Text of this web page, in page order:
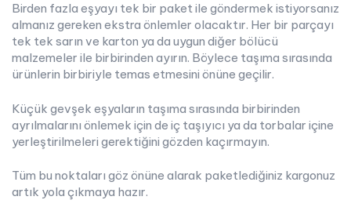
Birden fazla eşyayı tek bir paket ile göndermek istiyorsanız
almanız gereken ekstra önlemler olacaktır. Her bir parçayı
tek tek sarın ve karton ya da uygun diğer bölücü
malzemeler ile birbirinden ayırın. Böylece taşıma sırasında
ürünlerin birbiriyle temas etmesini önüne geçilir.
Küçük gevşek eşyaların taşıma sırasında birbirinden
ayrılmalarını önlemek için de iç taşıyıcı ya da torbalar içine
yerleştirilmeleri gerektiğini gözden kaçırmayın.
Tüm bu noktaları göz önüne alarak paketlediğiniz kargonuz
artık yola çıkmaya hazır.